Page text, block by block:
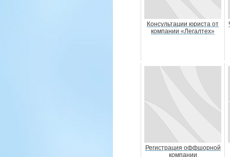
Консультации юриста от
компании «Легалтех»
Регистрация оффшорной
компании